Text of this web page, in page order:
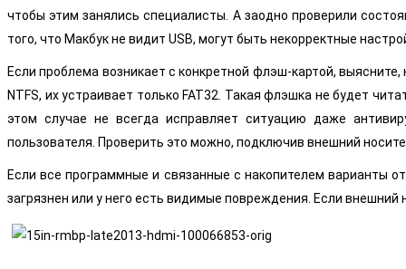
чтобы этим занялись специалисты. А заодно проверили
того, что Макбук не видит USB, могут быть некорректные
Если проблема возникает с конкретной флэш-картой,
NTFS, их устраивает только FAT32. Такая флэшка не будет
этом случае не всегда исправляет ситуацию даже
пользователя. Проверить это можно, подключив внешний
Если все программные и связанные с накопителем варианты
загрязнен или у него есть видимые повреждения. Если